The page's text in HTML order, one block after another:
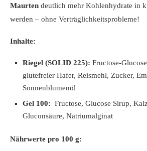
Maurten deutlich mehr Kohlenhydrate in
werden – ohne Verträglichkeitsprobleme!
Inhalte:
Riegel (SOLID 225): Fructose-
glutefreier Hafer, Reismehl, Zucker,
Sonnenblumenöl
Gel 100: Fructose, Glucose Sirup,
Gluconsäure, Natriumalginat
Nährwerte pro 100 g: